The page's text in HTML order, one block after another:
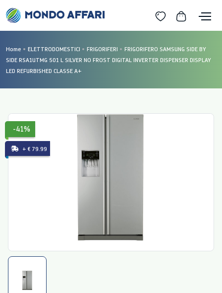
Home ELETTRODOMESTICI FRIGORIFERI
FRIGORIFERO SAMSUNG SIDE BY
SIDE RSA1UTMG 501 L SILVER NO FROST DIGITAL INVERTER DISPENSER DISPLAY
LED REFURBISHED CLASSE A+
-41%
+ € 79.99